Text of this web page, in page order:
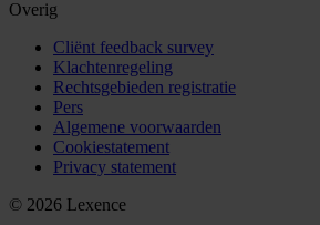
Overig
Cliënt feedback survey
Klachtenregeling
Rechtsgebieden registratie
Pers
Algemene voorwaarden
Cookiestatement
Privacy statement
© 2026 Lexence